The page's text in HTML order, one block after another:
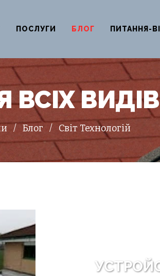
ПОСЛУГИ БЛОГ ПИТАННЯ-
ВИДІВ
/ Блог / Світ Технологій